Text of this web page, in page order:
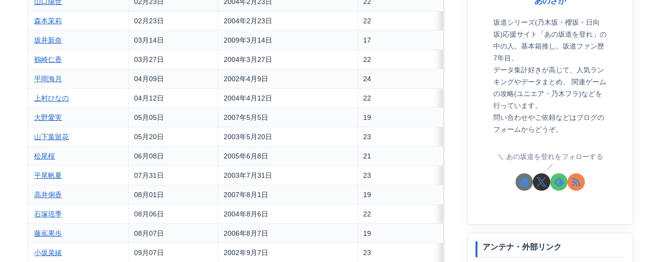
森本茉莉 02月23日 2004年2月23日 22
坂井新奈 03月14日 2009年3月14日 17
鶴崎仁香 03月27日 2004年3月27日 22
平岡海月 04月09日 2002年4月9日 24
上村ひなの 04月12日 2004年4月12日 22
大野愛実 05月05日 2007年5月5日 19
山下葉留花 05月20日 2003年5月20日 23
松尾桜 06月08日 2005年6月8日 21
平尾帆夏 07月31日 2003年7月31日 23
高井俐香 08月01日 2007年8月1日 19
石塚瑶季 08月06日 2004年8月6日 22
藤嶌果歩 08月07日 2006年8月7日 19
小坂菜緒 09月07日 2002年9月7日 23
坂道シリーズ(乃木坂・櫻坂・日向
坂)応援サイト「あの坂道を登れ」の
中の人。基本箱推し。坂道ファン歴
7年目。
データ集計好きが高じて、人気ラン
キングやデータまとめ、 関連ゲーム
の攻略(ユニエア・乃木フラ)などを
行っています。
問い合わせやご依頼などはブログの
フォームからどうぞ。
あの坂道を登れをフォローする
アンテナ・外部リンク